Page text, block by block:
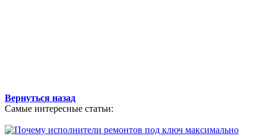
Вернуться назад
Самые интересные статьи: